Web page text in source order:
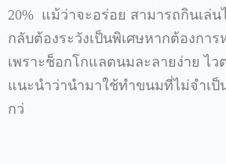
20% แม้ว่าจะอร่อย สามารถกินเล่น
กลับต้องระวังเป็นพิเศษหากต้องกา
เพราะช็อกโกแลตนมละลายง่าย ไว
แนะนำว่านำมาใช้ทำขนมที่ไม่จำเป็
กว่